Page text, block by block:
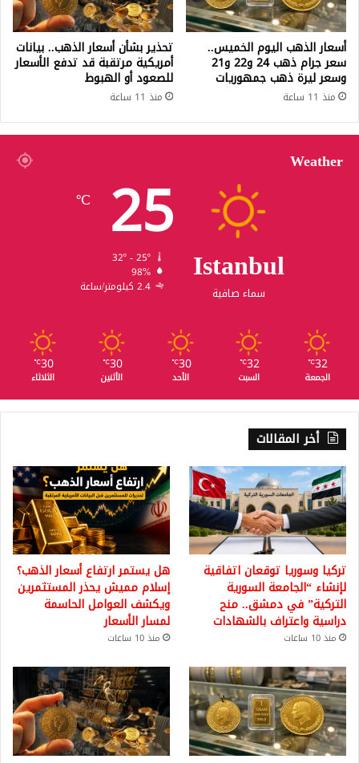
أسعار الذهب اليوم الخميس..
سعر جرام ذهب 24 و22 و21
وسعر ليرة ذهب جمهوريات
منذ 11 ساعة
تحذير بشأن أسعار الذهب.. بيانات
أمريكية مرتقبة قد تدفع الأسعار
للصعود أو الهبوط
منذ 11 ساعة
Weather
Istanbul
سماء صافية
25
℃
32º - 25º
98%
2.4 كيلومتر/ساعة
32
℃
الجمعة
32
℃
السبت
30
℃
الأحد
30
℃
الأثنين
30
℃
الثلاثاء
أخر المقالات
تركيا وسوريا توقعان اتفاقية
لإنشاء “الجامعة السورية
التركية” في دمشق.. منح
دراسية واعتراف بالشهادات
منذ 10 ساعات
هل يستمر ارتفاع أسعار الذهب؟
إسلام مميش يحذر المستثمرين
ويكشف العوامل الحاسمة
لمسار الأسعار
منذ 10 ساعات